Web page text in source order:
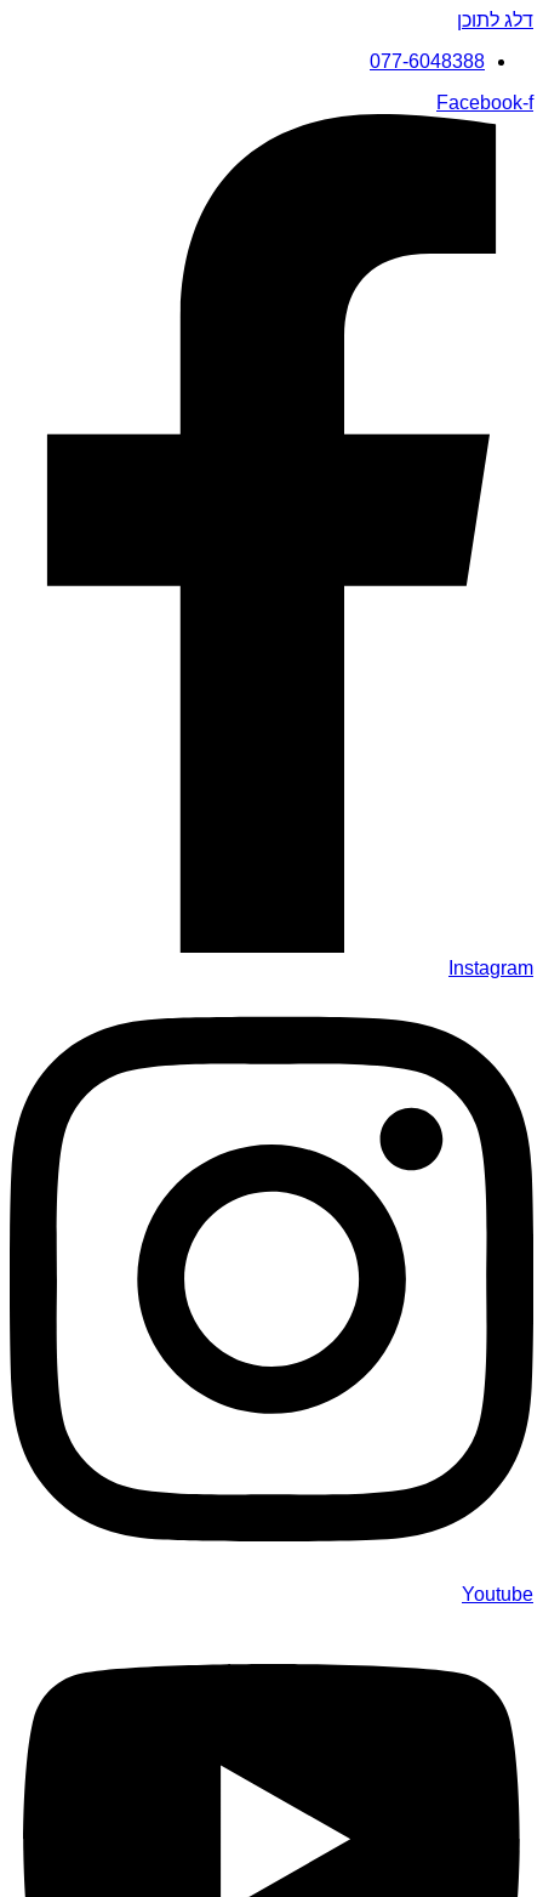
דלג לתוכן
077-6048388
Facebook-f
Instagram
Youtube